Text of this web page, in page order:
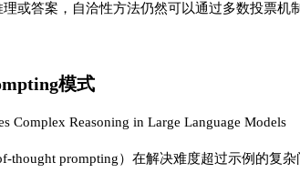
或答案，自洽性方法仍然可以通过多数投票机
模式
Complex Reasoning in Large Language Models
thought prompting）在解决难度超过示例的复